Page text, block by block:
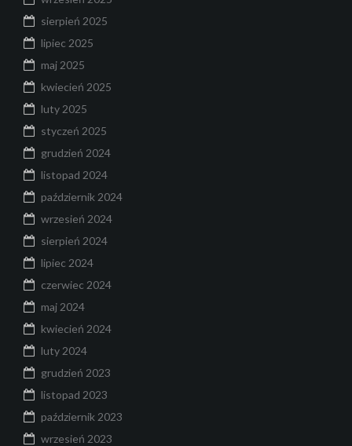
sierpień 2025
lipiec 2025
maj 2025
kwiecień 2025
luty 2025
styczeń 2025
grudzień 2024
listopad 2024
październik 2024
wrzesień 2024
sierpień 2024
lipiec 2024
czerwiec 2024
maj 2024
kwiecień 2024
luty 2024
grudzień 2023
listopad 2023
październik 2023
wrzesień 2023